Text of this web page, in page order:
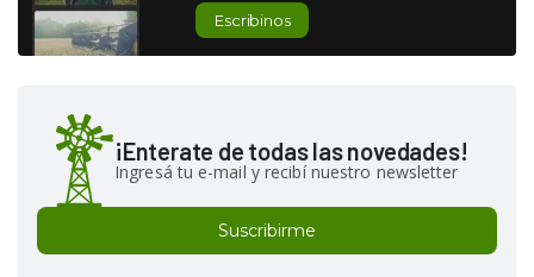
Escribinos
¡Enterate de todas las novedades!
Ingresá tu e-mail y recibí nuestro newsletter
Suscribirme